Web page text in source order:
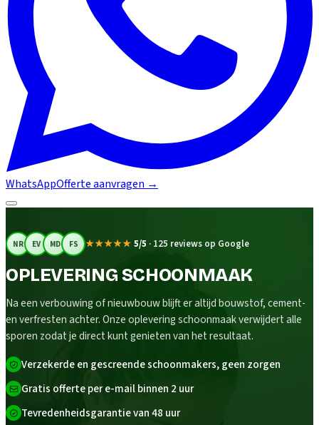
WhatsAppOfferte aanvragen →
NR EV MD FS ★★★★★ 5/5 · 125 reviews op Google
OPLEVERING SCHOONMAAK
Na een verbouwing of nieuwbouw blijft er altijd bouwstof, cement-
en verfresten achter. Onze oplevering schoonmaak verwijdert alle
sporen zodat je direct kunt genieten van het resultaat.
Verzekerde en gescreende schoonmakers, geen zorgen
Gratis offerte per e-mail binnen 2 uur
Tevredenheidsgarantie van 48 uur